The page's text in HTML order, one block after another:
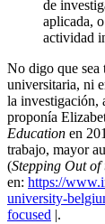
de
aplicada,
actividad
No digo que sea
universitaria, ni
la investigación,
proponía
Education en
trabajo, mayor
(Stepping Out of
en: https://
university-
focused |.